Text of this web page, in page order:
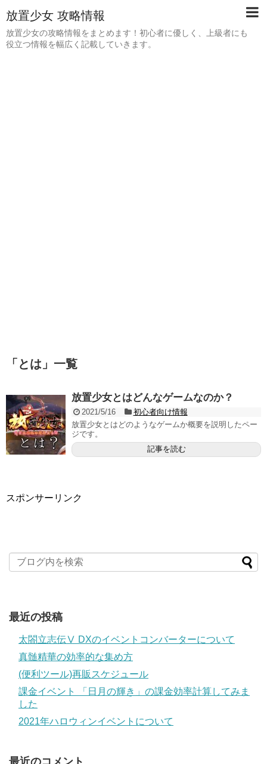
放置少女 攻略情報
放置少女の攻略情報をまとめます！初心者に優しく、上級者にも
役立つ情報を幅広く記載していきます。
「 とは 」 一覧
放置少女とはどんなゲームなのか？
2021/5/16
初心者向け情報
放置少女とはどのようなゲームか概要を説明したペー
ジです。
記事を読む
スポンサーリンク
最近の投稿
太閤立志伝Ⅴ DXのイベントコンバーターについて
真髄精華の効率的な集め方
(便利ツール)再販スケジュール
課金イベント 「日月の輝き」の課金効率計算してみま
した
2021年ハロウィンイベントについて
最近のコメント